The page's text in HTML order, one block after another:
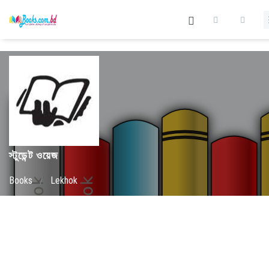
স্টুডেন্ট ওয়েজ
Books / Lekhok